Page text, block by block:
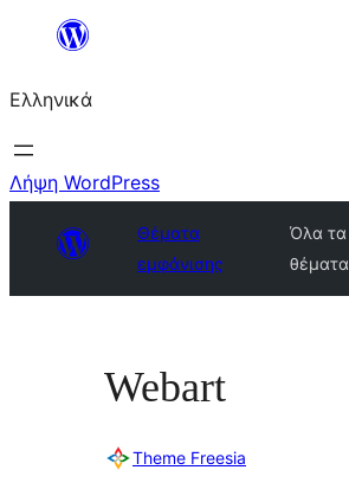
Μετάβαση
περιεχόμενο
Ελληνικά
Λήψη WordPress
Θέματα
εμφάνισης
Όλα τα
θέματα
Webart
Theme Freesia